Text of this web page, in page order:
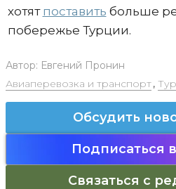
хотят поставить больше
побережье Турции.
Автор: Евгений Пронин
Авиаперевозка и транспорт,
Обсудить
Подписаться
Связаться с